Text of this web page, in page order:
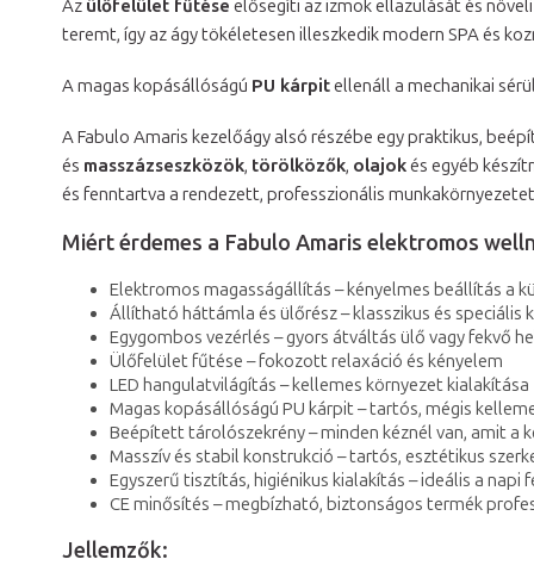
Az ülőfelület fűtése elősegíti az izmok ellazulását és
teremt, így az ágy tökéletesen illeszkedik modern SPA és
A magas kopásállóságú PU kárpitellenáll a mechanikai
A Fabulo Amaris kezelőágy alsó részébe egy praktikus,
és masszázseszközök, törölközők, olajokés egyéb
és fenntartva a rendezett, professzionális
Miért érdemes a Fabulo Amaris elektromos
Elektromos magasságállítás – kényelmes beállítás a
Állítható háttámla és ülőrész – klasszikus és speciális
Egygombos vezérlés – gyors átváltás ülő vagy fekvő
Ülőfelület fűtése – fokozott relaxáció és kényelem
LED hangulatvilágítás – kellemes környezet kialakítása
Magas kopásállóságú PU kárpit – tartós, mégis
Beépített tárolószekrény – minden kéznél van, amit a
Masszív és stabil konstrukció – tartós, esztétikus
Egyszerű tisztítás, higiénikus kialakítás – ideális a
CE minősítés – megbízható, biztonságos termék
Jellemzők: